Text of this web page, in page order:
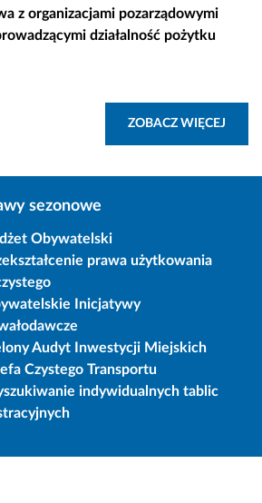
z organizacjami pozarządowymi
działalność pożytku
ZOBACZ WIĘCEJ
sezonowe
Obywatelski
prawa użytkowania
Inicjatywy
Audyt Inwestycji Miejskich
Czystego Transportu
indywidualnych tablic